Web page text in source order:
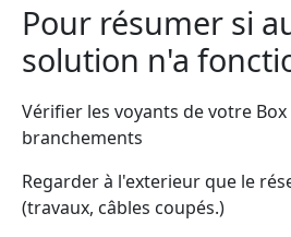
Pour résumer si
solution n'a
Vérifier les voyants de votre Box
branchements
Regarder à l'exterieur que le
(travaux, câbles coupés.)